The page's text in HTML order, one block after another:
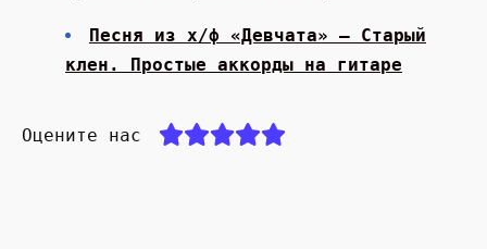
Песня из х/ф «Девчата» — Старый
клен. Простые аккорды на гитаре
Оцените нас